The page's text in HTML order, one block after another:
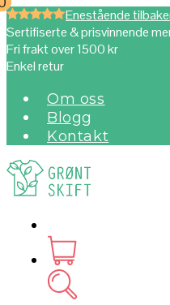
Enestående
Sertifiserte & prisvinnende
Fri frakt over 1500 kr
Enkel retur
Om oss
Blogg
Kontakt